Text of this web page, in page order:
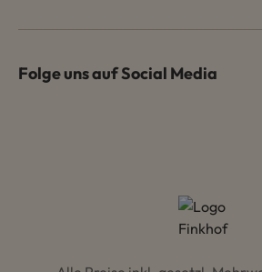
Folge uns auf Social Media